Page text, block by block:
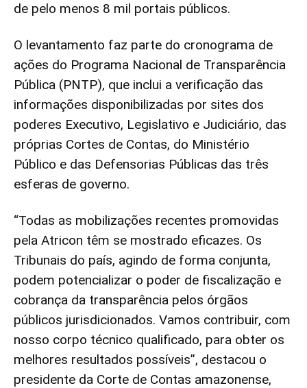
de pelo menos 8 mil portais públicos.
O levantamento faz parte do cronograma de
ações do Programa Nacional de Transparência
Pública (PNTP), que inclui a verificação das
informações disponibilizadas por sites dos
poderes Executivo, Legislativo e Judiciário, das
próprias Cortes de Contas, do Ministério
Público e das Defensorias Públicas das três
esferas de governo.
“Todas as mobilizações recentes promovidas
pela Atricon têm se mostrado eficazes. Os
Tribunais do país, agindo de forma conjunta,
podem potencializar o poder de fiscalização e
cobrança da transparência pelos órgãos
públicos jurisdicionados. Vamos contribuir, com
nosso corpo técnico qualificado, para obter os
melhores resultados possíveis”, destacou o
presidente da Corte de Contas amazonense,